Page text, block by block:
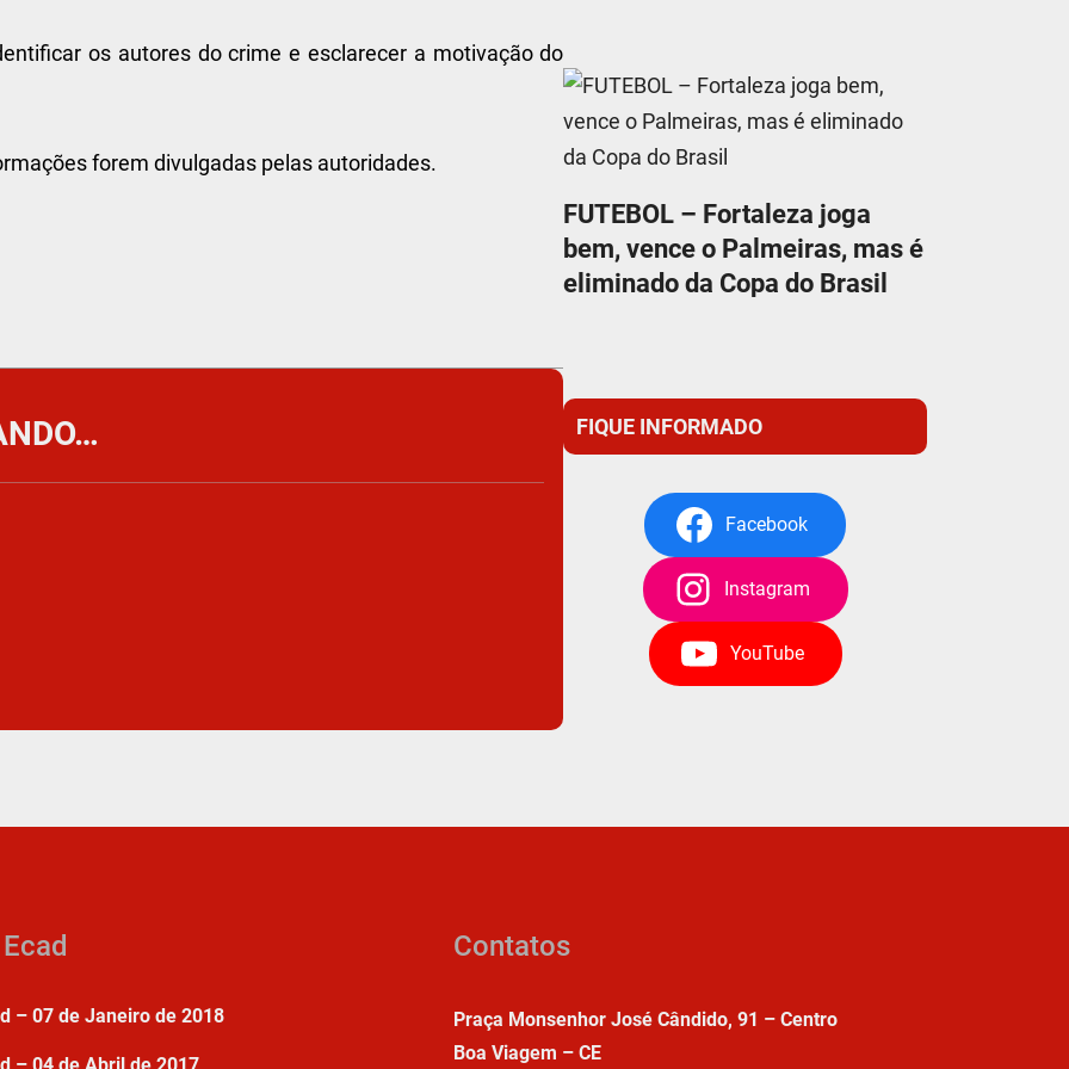
os autores do crime e esclarecer a motivação do
forem divulgadas pelas autoridades.
FUTEBOL – Fortaleza joga
bem, vence o Palmeiras, mas é
eliminado da Copa do Brasil
FIQUE INFORMADO
Facebook
Instagram
YouTube
– 07 de Janeiro de 2018
Contatos
Praça Monsenhor José Cândido, 91 – Centro
Boa Viagem – CE